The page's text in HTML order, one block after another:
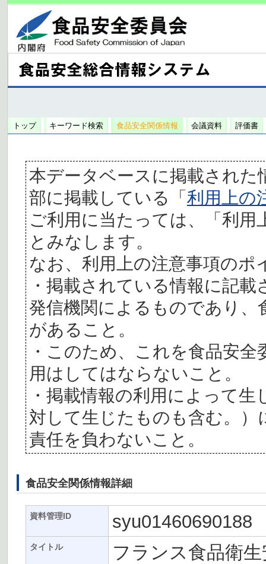
トップ キーワード検索 食品安全関係情報 会議資料 評価書
本データベースに掲載された
部に掲載している「利用上の
ご利用に当たっては、「利
とみなします。
なお、利用上の注意事項の
・掲載されている情報に記
発信機関によるものであり、
があること。
・このため、これを食品安
用はしてはならないこと。
・掲載情報の利用によって
対して生じたものも含む。
責任を負わないこと。
食品安全関係情報詳細
資料管理ID syu01460690188
タイトル
フランス食品衛